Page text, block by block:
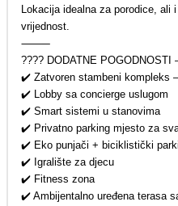
Lokacija idealna za porodice, ali
vrijednost.
⸻
???? DODATNE
✔️ Zatvoren stambeni kompleks
✔️ Lobby sa concierge uslugom
✔️ Smart sistemi u stanovima
✔️ Privatno parking mjesto za
✔️ Eko punjači + biciklistički
✔️ Igralište za djecu
✔️ Fitness zona
✔️ Ambijentalno uređena terasa